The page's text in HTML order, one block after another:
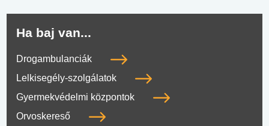
Ha baj van...
Drogambulanciák
Lelkisegély-szolgálatok
Gyermekvédelmi központok
Orvoskereső